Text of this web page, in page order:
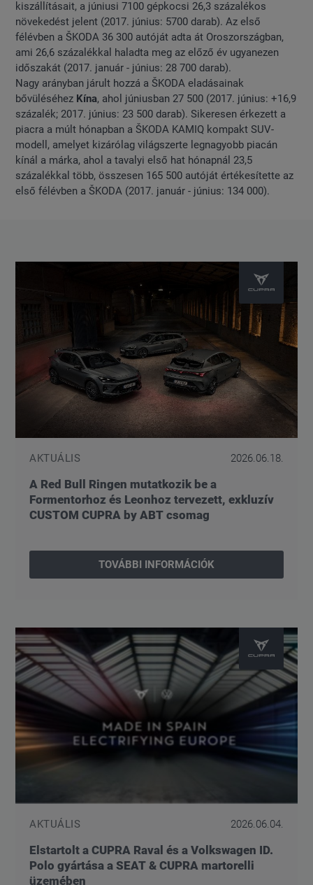
kiszállításait, a júniusi 7100 gépkocsi 26,3 százalékos
növekedést jelent (2017. június: 5700 darab). Az első
félévben a ŠKODA 36 300 autóját adta át Oroszországban,
ami 26,6 százalékkal haladta meg az előző év ugyanezen
időszakát (2017. január - június: 28 700 darab).
Nagy arányban járult hozzá a ŠKODA eladásainak
bővüléséhez Kína, ahol júniusban 27 500 (2017. június: +16,9
százalék; 2017. június: 23 500 darab). Sikeresen érkezett a
piacra a múlt hónapban a ŠKODA KAMIQ kompakt SUV-
modell, amelyet kizárólag világszerte legnagyobb piacán
kínál a márka, ahol a tavalyi első hat hónapnál 23,5
százalékkal több, összesen 165 500 autóját értékesítette az
első félévben a ŠKODA (2017. január - június: 134 000).
AKTUÁLIS 2026.06.18.
A Red Bull Ringen mutatkozik be a
Formentorhoz és Leonhoz tervezett, exkluzív
CUSTOM CUPRA by ABT csomag
TOVÁBBI INFORMÁCIÓK
AKTUÁLIS 2026.06.04.
Elstartolt a CUPRA Raval és a Volkswagen ID.
Polo gyártása a SEAT & CUPRA martorelli
üzemében